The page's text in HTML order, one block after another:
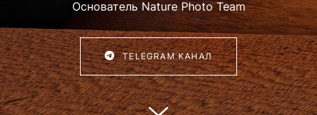
Основатель Nature Photo Team
TELEGRAM КАНАЛ